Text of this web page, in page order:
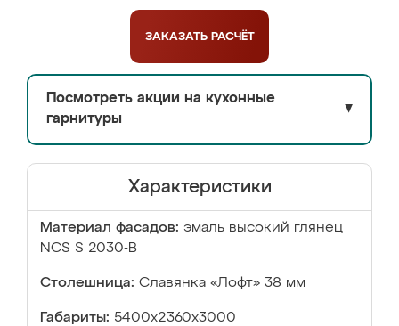
ЗАКАЗАТЬ РАСЧЁТ
Посмотреть акции на кухонные
гарнитуры
▼
Характеристики
Материал фасадов: эмаль высокий глянец
NCS S 2030-B
Столешница: Славянка «Лофт» 38 мм
Габариты: 5400х2360х3000